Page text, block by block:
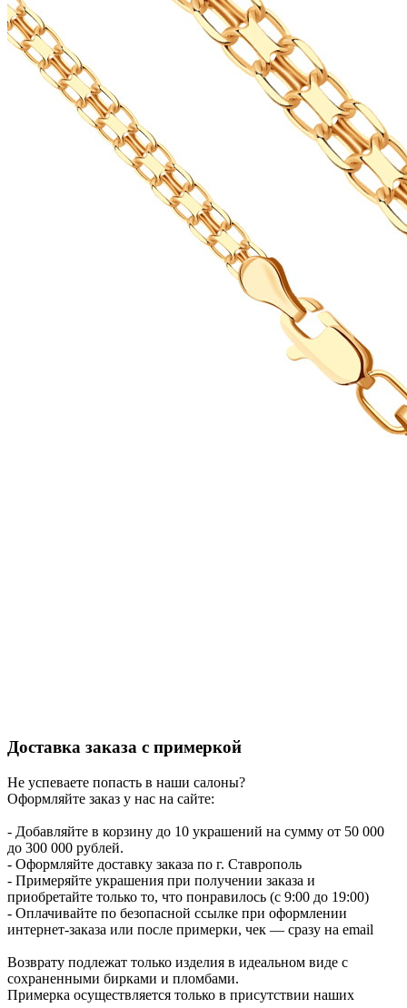
Доставка заказа с примеркой
Не успеваете попасть в наши салоны?
Оформляйте заказ у нас на сайте:
- Добавляйте в корзину до 10 украшений на сумму от 50 000
до 300 000 рублей.
- Оформляйте доставку заказа по г. Ставрополь
- Примеряйте украшения при получении заказа и
приобретайте только то, что понравилось (с 9:00 до 19:00)
- Оплачивайте по безопасной ссылке при оформлении
интернет-заказа или после примерки, чек — сразу на email
Возврату подлежат только изделия в идеальном виде с
сохраненными бирками и пломбами.
Примерка осуществляется только в присутствии наших